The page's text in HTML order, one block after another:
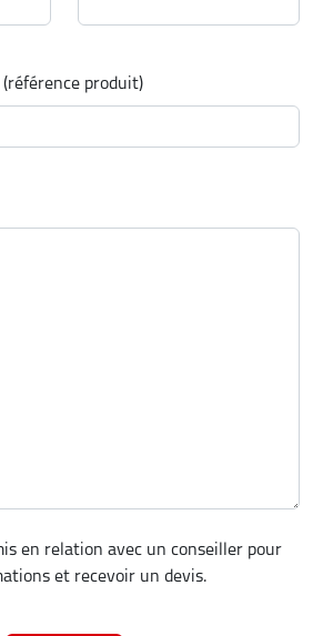
produit)
en relation avec un conseiller pour
et recevoir un devis.